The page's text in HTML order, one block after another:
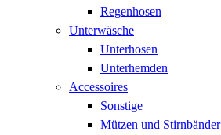
Regenhosen
Unterwäsche
Unterhosen
Unterhemden
Accessoires
Sonstige
Mützen und Stirnbänder